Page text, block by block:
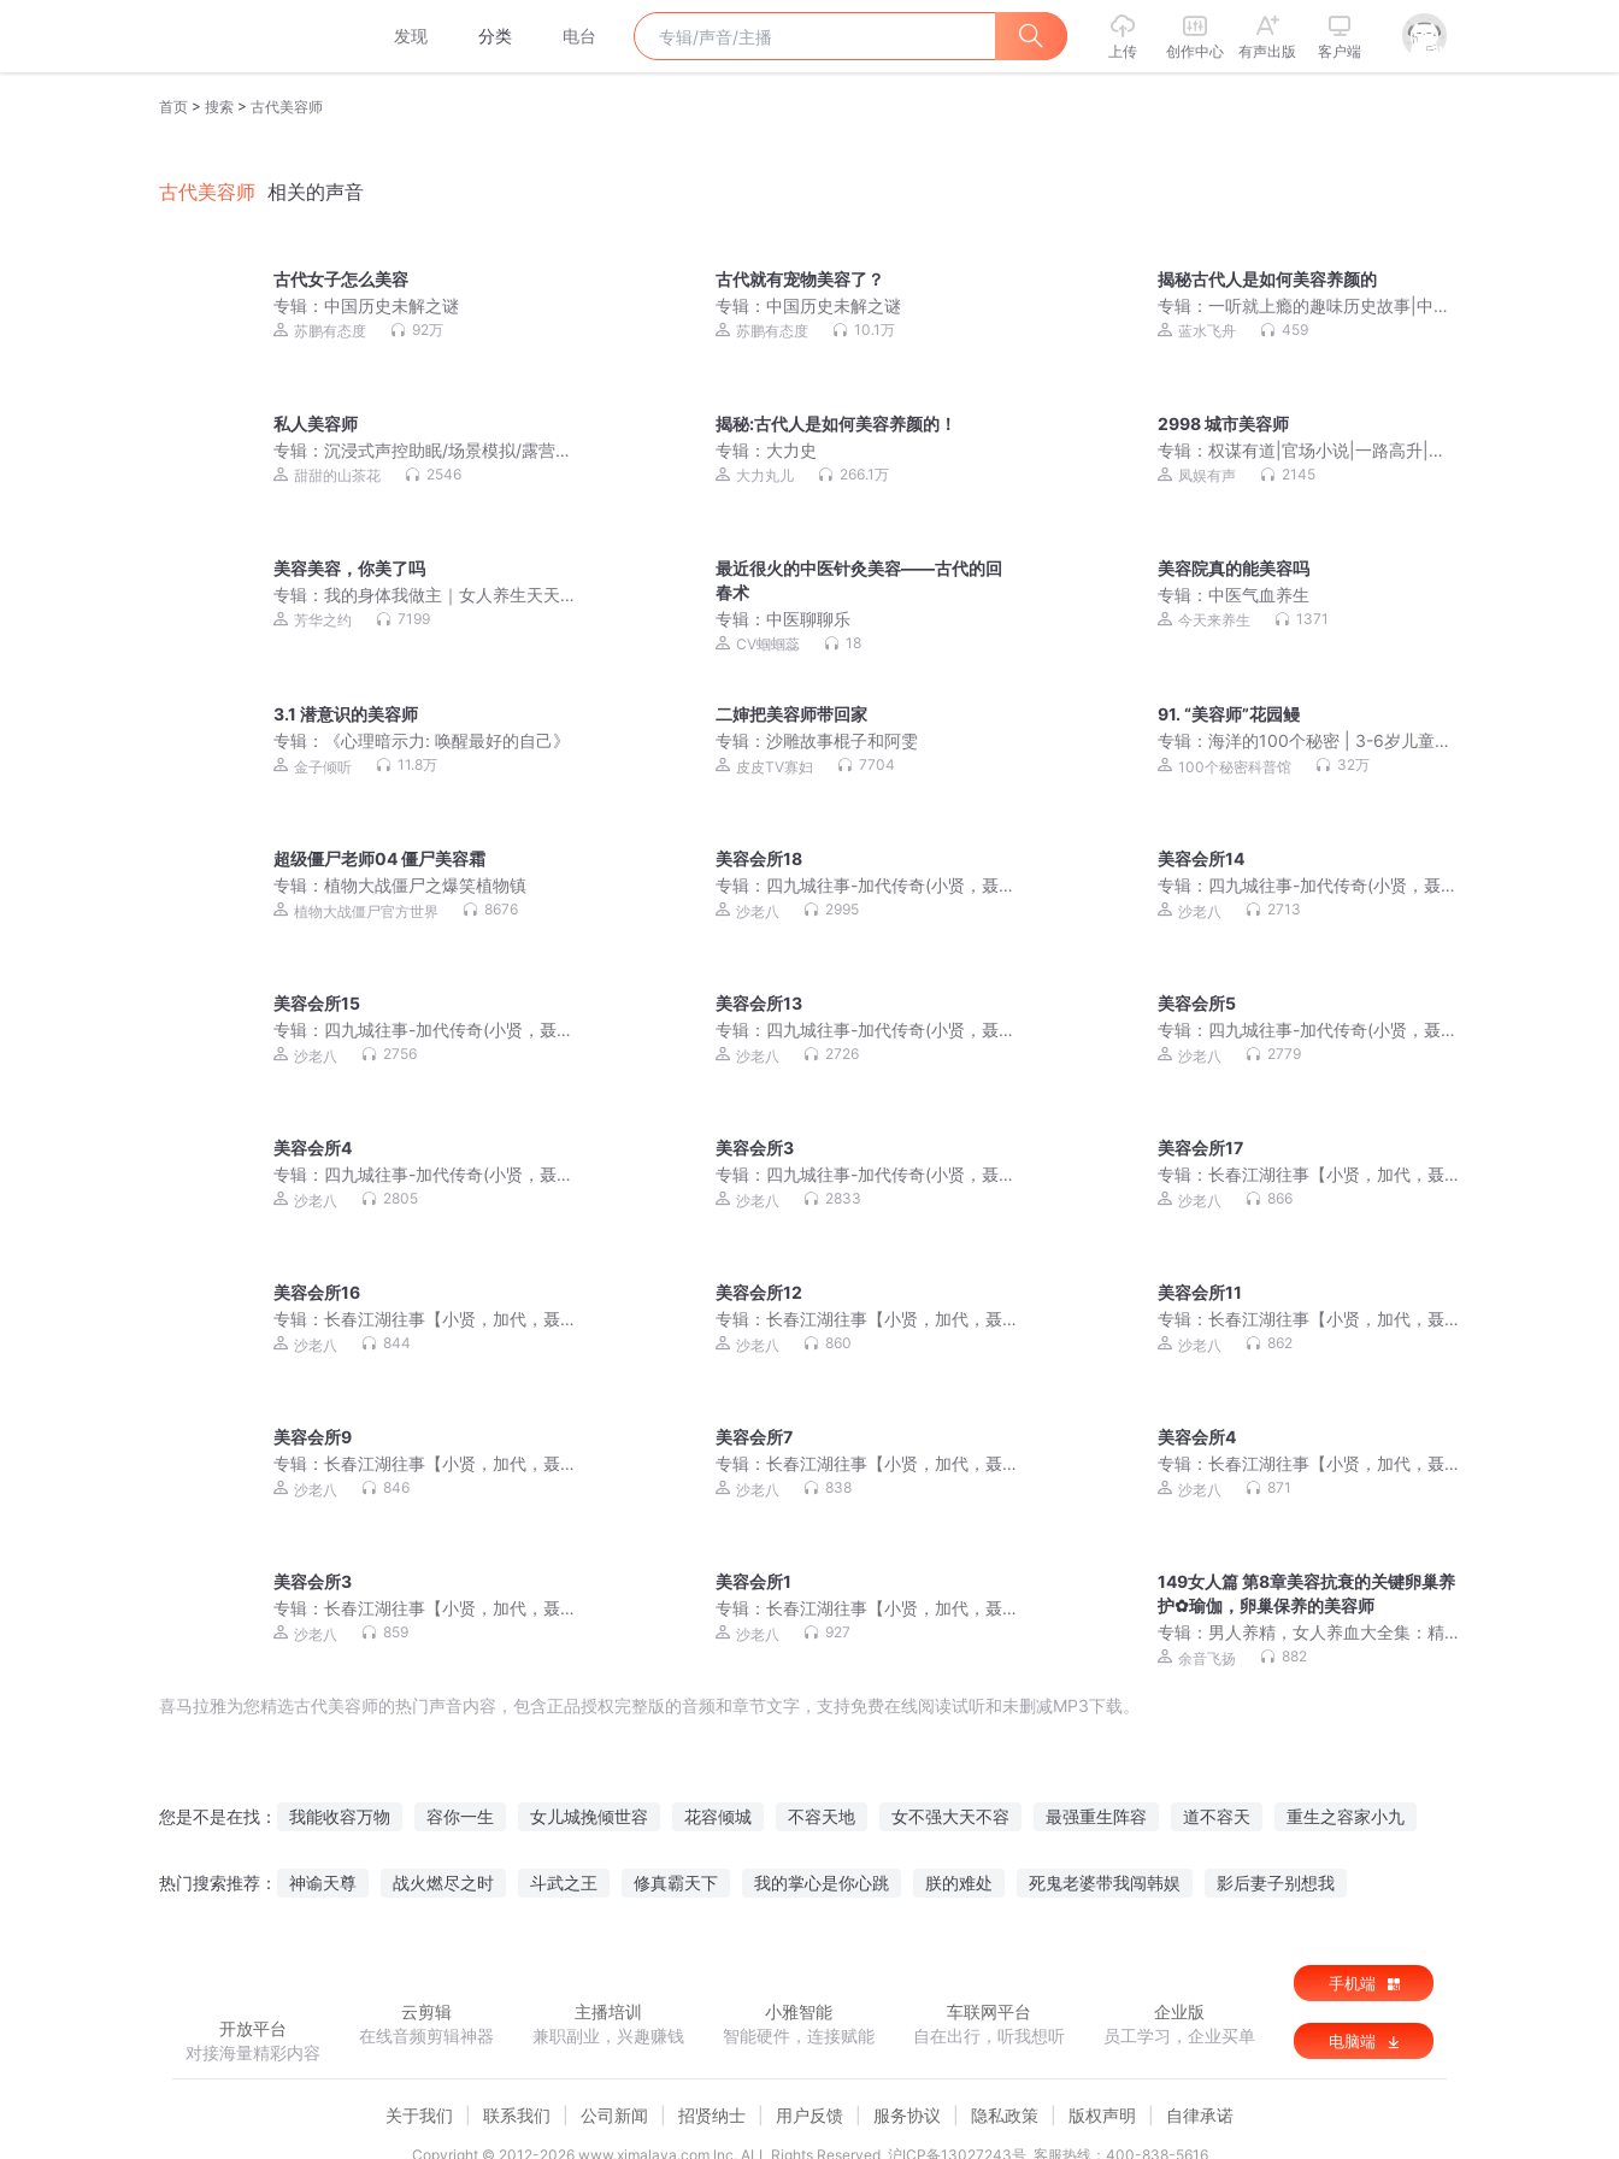
发现 分类 电台
上传 创作中心 有声出版 客户端
首页 > 搜索 > 古代美容师
古代美容师 相关的声音
古代女子怎么美容
专辑： 中国历史未解之谜
苏鹏有态度 92万
古代就有宠物美容了？
专辑：中国历史未解之谜
苏鹏有态度 10.1万
揭秘古代人是如何美容养颜的
专辑：一听就上瘾的趣味历史故事|中国
历史未解之谜
蓝水飞舟 459
私人美容师
专辑： 沉浸式声控助眠/场景模拟/露营采
耳洗头应有尽有
甜甜的山茶花 2546
揭秘:古代人是如何美容养颜的！
专辑： 大力史
大力丸儿 266.1万
2998 城市美容师
专辑：权谋有道|官场小说|一路高升|青
云直上
凤娱有声 2145
美容美容，你美了吗
专辑： 我的身体我做主｜女人养生天天
讲 芳华之约 7199
最近很火的中医针灸美容——古代的回
春术
专辑：中医聊聊乐
CV蝈蝈蕊 18
美容院真的能美容吗
专辑：中医气血养生
今天来养生 1371
3.1 潜意识的美容师
专辑：
《心理暗示力: 唤醒最好的自己》
金子倾听 11.8万
二婶把美容师带回家
专辑：沙雕故事棍子和阿雯
皮皮TV寡妇 7704
91. “美容师”花园鳗
专辑：海洋的100个秘密 | 3-6岁儿童科
普知识
100个秘密科普馆 32万
超级僵尸老师04 僵尸美容霜
专辑： 植物大战僵尸之爆笑植物镇
植物大战僵尸官方世界 8676
美容会所18
专辑： 四九城往事-加代传奇(小贤，聂
磊，李正光，梁旭东)
沙老八 2995
美容会所14
专辑： 四九城往事-加代传奇(小贤，聂
磊，李正光，梁旭东)
沙老八 2713
美容会所15
专辑： 四九城往事-加代传奇(小贤，聂
磊，李正光，梁旭东)
沙老八 2756
美容会所13
专辑： 四九城往事-加代传奇(小贤，聂
磊，李正光，梁旭东)
沙老八 2726
美容会所5
专辑： 四九城往事-加代传奇(小贤，聂
磊，李正光，梁旭东)
沙老八 2779
美容会所4
专辑： 四九城往事-加代传奇(小贤，聂
磊，李正光，梁旭东)
沙老八 2805
美容会所3
专辑： 四九城往事-加代传奇(小贤，聂
磊，李正光，梁旭东)
沙老八 2833
美容会所17
专辑：长春江湖往事【小贤，加代，聂
磊，李正光，梁旭东】
沙老八 866
美容会所16
专辑： 长春江湖往事【小贤，加代，聂
磊，李正光，梁旭东】
沙老八 844
美容会所12
专辑：长春江湖往事【小贤，加代，聂
磊，李正光，梁旭东】
沙老八 860
美容会所11
专辑：长春江湖往事【小贤，加代，聂
磊，李正光，梁旭东】
沙老八 862
美容会所9
专辑： 长春江湖往事【小贤，加代，聂
磊，李正光，梁旭东】
沙老八 846
美容会所7
专辑：长春江湖往事【小贤，加代，聂
磊，李正光，梁旭东】
沙老八 838
美容会所4
专辑：长春江湖往事【小贤，加代，聂
磊，李正光，梁旭东】
沙老八 871
美容会所3
专辑： 长春江湖往事【小贤，加代，聂
磊，李正光，梁旭东】
沙老八 859
美容会所1
专辑：长春江湖往事【小贤，加代，聂
磊，李正光，梁旭东】
沙老八 927
149女人篇 第8章美容抗衰的关键卵巢养
护✿瑜伽，卵巢保养的美容师
专辑： 男人养精，女人养血大全集：精
充则气足，气足则血畅，精气充足则精
余音飞扬 882
喜马拉雅为您精选古代美容师的热门声音内容，包含正品授权完整版的音频和章节文字，支持免费在线阅读试听和未删减MP3下载。
您是不是在找： 我能收容万物 容你一生 女儿城挽倾世容 花容倾城 不容天地 女不强大天不容 最强重生阵容 道不容天 重生之容家小九
热门搜索推荐： 神谕天尊 战火燃尽之时 斗武之王 修真霸天下 我的掌心是你心跳 朕的难处 死鬼老婆带我闯韩娱 影后妻子别想我
开放平台
对接海量精彩内容
云剪辑
在线音频剪辑神器
主播培训
兼职副业，兴趣赚钱
小雅智能
智能硬件，连接赋能
车联网平台
自在出行，听我想听
企业版
员工学习，企业买单
手机端
电脑端
关于我们 联系我们 公司新闻 招贤纳士 用户反馈 服务协议 隐私政策 版权声明 自律承诺
Copyright © 2012-2026www.ximalaya.com lnc. ALL Rights Reserved 沪ICP备13027243号 客服热线：400-838-5616